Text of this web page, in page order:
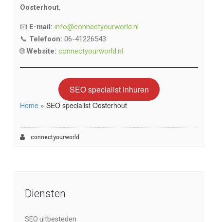
Oosterhout.
📧 E-mail: info@connectyourworld.nl
📞 Telefoon: 06-41226543
🌐Website: connectyourworld.nl
SEO specialist inhuren
Home » SEO specialist Oosterhout
connectyourworld
Diensten
SEO uitbesteden